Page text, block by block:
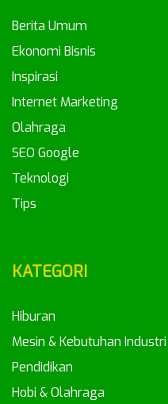
Berita Umum
Ekonomi Bisnis
Inspirasi
Internet Marketing
Olahraga
SEO Google
Teknologi
Tips
KATEGORI
Hiburan
Mesin & Kebutuhan Industri
Pendidikan
Hobi & Olahraga